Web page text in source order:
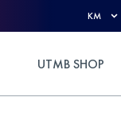
KM
UTMB SHOP